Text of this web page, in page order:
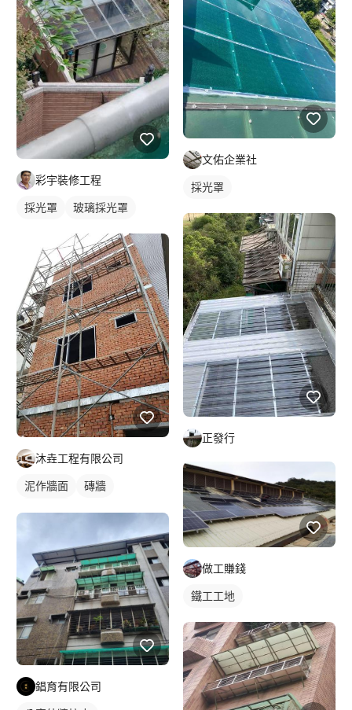
彩宇裝修工程
採光罩 玻璃採光罩
沐垚工程有限公司
泥作牆面
磚牆
錩育有限公司
文佑企業社
採光罩
正發行
做工賺錢
鐵工工地